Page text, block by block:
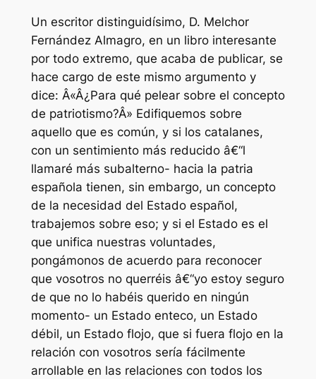
Un escritor distinguidísimo, D. Melchor
Fernández Almagro, en un libro interesante
por todo extremo, que acaba de publicar, se
hace cargo de este mismo argumento y
dice: Â«Â¿Para qué pelear sobre el concepto
de patriotismo?Â» Edifiquemos sobre
aquello que es común, y si los catalanes,
con un sentimiento más reducido â€“l
llamaré más subalterno- hacia la patria
española tienen, sin embargo, un concepto
de la necesidad del Estado español,
trabajemos sobre eso; y si el Estado es el
que unifica nuestras voluntades,
pongámonos de acuerdo para reconocer
que vosotros no querréis â€“yo estoy seguro
de que no lo habéis querido en ningún
momento- un Estado enteco, un Estado
débil, un Estado flojo, que si fuera flojo en la
relación con vosotros sería fácilmente
arrollable en las relaciones con todos los